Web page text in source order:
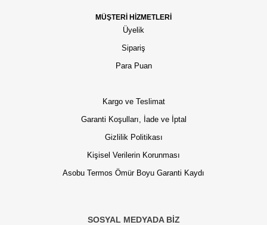
MÜŞTERİ HİZMETLERİ
Üyelik
Sipariş
Para Puan
Kargo ve Teslimat
Garanti Koşulları, İade ve İptal
Gizlilik Politikası
Kişisel Verilerin Korunması
Asobu Termos Ömür Boyu Garanti Kaydı
SOSYAL MEDYADA BİZ